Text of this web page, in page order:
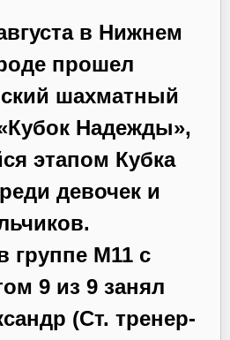
в Нижнем
прошел
шахматный
Надежды»,
этапом Кубка
девочек и
группе М11 с
9 из 9 занял
(Ст. тренер-